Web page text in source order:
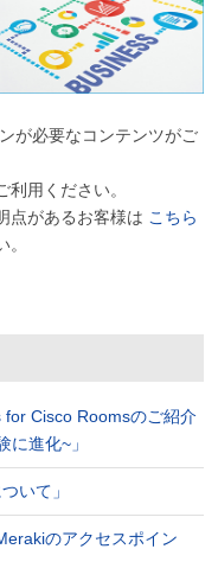
が必要なコンテンツがご
用ください。
点があるお客様は こちら
Cisco Roomsのご紹介
進化~」
いて」
のアクセスポイン